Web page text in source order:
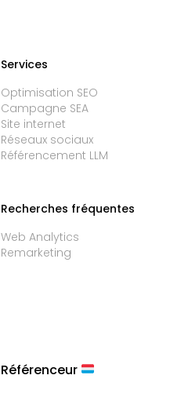
Services
Optimisation SEO
Campagne SEA
Site internet
Réseaux sociaux
Référencement LLM
Recherches fréquentes
Web Analytics
Remarketing
Référenceur